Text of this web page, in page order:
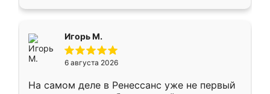
Игорь М.
6 августа 2026
На самом деле в Ренессанс уже не первый